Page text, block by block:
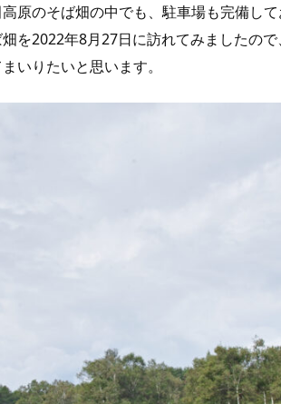
原のそば畑の中でも、駐車場も完備し
を2022年8月27日に訪れてみましたの
いりたいと思います。